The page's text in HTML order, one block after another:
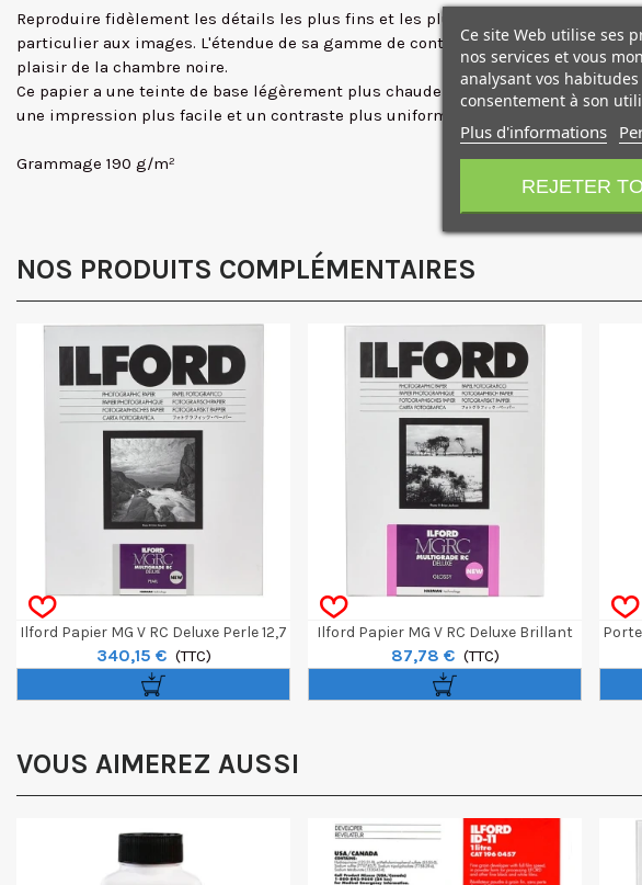
Reproduire fidèlement les détails les plus fins et les plus subtils des hautes
particulier aux images. L'étendue de sa gamme de contraste et sa souplesse
plaisir de la chambre noire.
Ce papier a une teinte de base légèrement plus chaude que son
une impression plus facile et un contraste plus uniforme dans toute la plage de
Grammage 190 g/m²
NOS PRODUITS COMPLÉMENTAIRES
Ilford Papier MG V RC Deluxe Perle 12,7
X 17,8 Cm 500 Feuilles
340,15 € (TTC)
Ilford Papier MG V RC Deluxe Brillant
40,6 X 50,8 Cm 10 Feuilles
87,78 € (TTC)
VOUS AIMEREZ AUSSI
Ce site Web utilise ses
nos services et vous
analysant vos
consentement à son
Plus d'informations
REJETER